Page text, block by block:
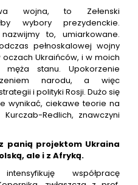
wojna, to Zełenski
wybory prezydenckie.
to, umiarkowane.
pełnoskalowej wojny
oczach Ukraińców, i w moich
stanu. Upokorzenie
narodu, a więc
i polityki Rosji. Dużo się
wynikać, ciekawe teorie na
Redlich, znawczyni
panią projektom Ukraina
ale i z Afryką.
współpracę